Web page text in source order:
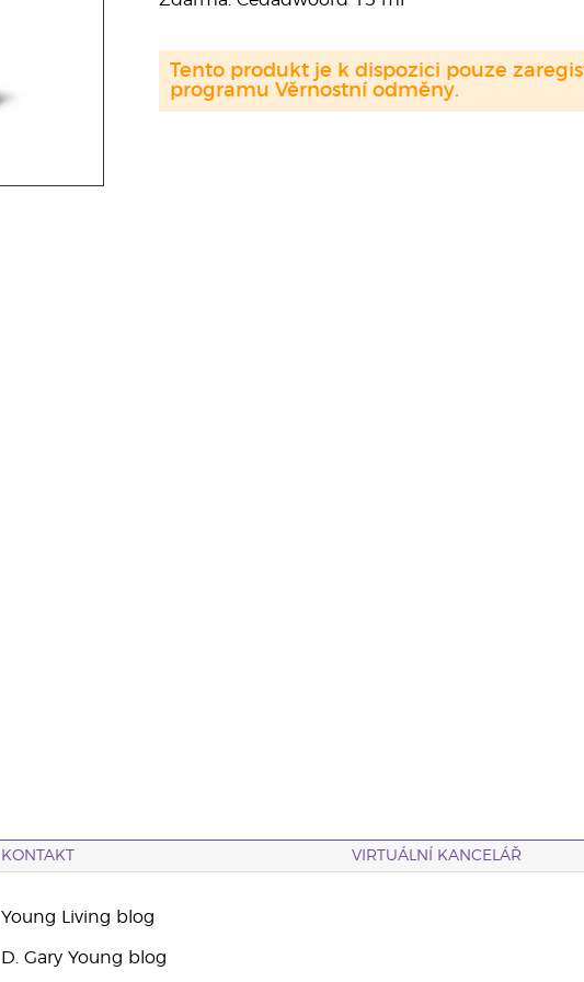
Tento produkt je k dispozici pouze
programu Věrnostní odměny.
KONTAKT VIRTUÁLNÍ KANCELÁŘ
Young Living blog
D. Gary Young blog